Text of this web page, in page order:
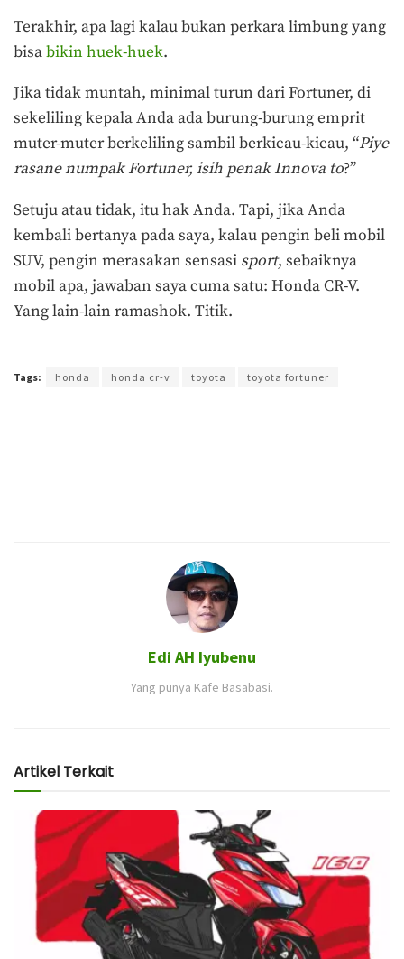
Terakhir, apa lagi kalau bukan perkara limbung yang
bisabikin huek-huek.
Jika tidak muntah, minimal turun dari Fortuner, di
sekeliling kepala Anda ada burung-burung emprit
muter-muter berkeliling sambil berkicau-kicau, “Piye
rasane numpak Fortuner, isih penak Innova to?”
Setuju atau tidak, itu hak Anda. Tapi, jika Anda
kembali bertanya pada saya, kalau pengin beli mobil
SUV, pengin merasakan sensasi sport, sebaiknya
mobil apa, jawaban saya cuma satu: Honda CR-V.
Yang lain-lain ramashok. Titik.
Tags: honda honda cr-v toyota toyota fortuner
Edi AH Iyubenu
Yang punya Kafe Basabasi.
Artikel Terkait